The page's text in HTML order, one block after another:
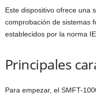
Este dispositivo ofrece una
comprobación de sistemas
establecidos por la norma
Principales
Para empezar, el SMFT-